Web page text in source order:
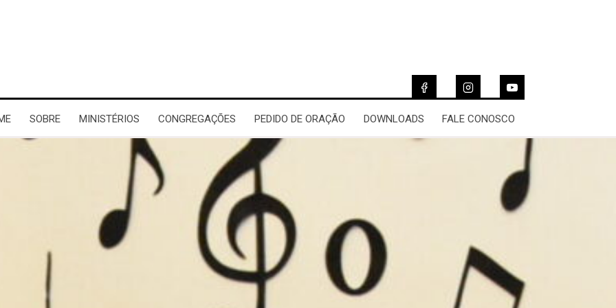
SOBRE MINISTÉRIOS CONGREGAÇÕES PEDIDO DE ORAÇÃO DOWNLOADS FALE CONOSCO